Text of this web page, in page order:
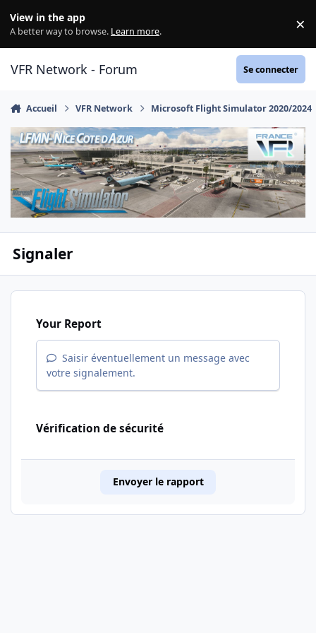
View in the app
A better way to browse. Learn more. ×
VFR Network - Forum Se connecter
Accueil VFR Network Microsoft Flight Simulator 2020/2024
Signaler
Your Report
Saisir éventuellement un message avec
votre signalement.
Vérification de sécurité
Envoyer le rapport